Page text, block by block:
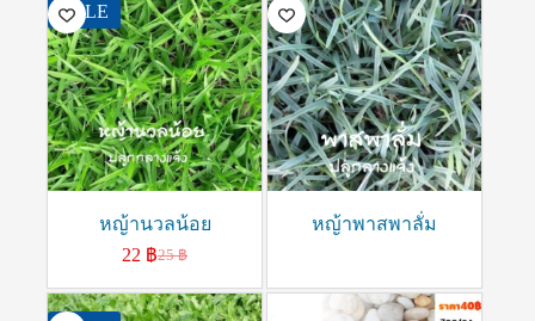
SALE
หญ้านวลน้อย
25฿
22 ฿
หญ้าพาสพาลั่ม